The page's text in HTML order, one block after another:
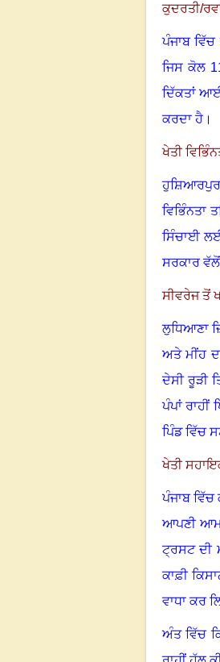
ਕੁਦਰਤੀ/
ਪੰਜਾਬ
ਜਿਸ ਕੋਲ
ਦਿੱਕਤਾਂ
ਕਰਦਾ ਹੈ।
ਖੇਤੀ
ਹੁਸ਼ਿਆਰਪੁਰ
ਵਿਭਿੰਨਤਾ
ਸਿੰਚਾਈ
ਸਰਕਾਰ ਵੱਲੋਂ
ਸੀਵਰੇਜ ਤੋਂ
ਲੁਧਿਆਣਾ
ਅਤੇ ਮੀਂਹ
ਦੇਸੀ ਰੂੜੀ
ਪੰਪਾਂ
ਪਿੰਡ ਵਿੱਚ
ਖੇਤੀ
ਪੰਜਾਬ
ਆਪਣੀ
ਟ੍ਰਸਟ ਦੀ
ਕਾਫ਼ੀ
ਵਾਧਾ ਕਰ
ਅੰਤ ਵਿੱਚ